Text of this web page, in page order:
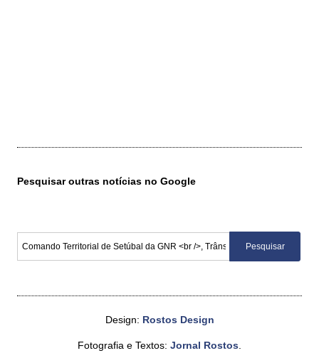
Pesquisar outras notícias no Google
Design: Rostos Design
Fotografia e Textos: Jornal Rostos.